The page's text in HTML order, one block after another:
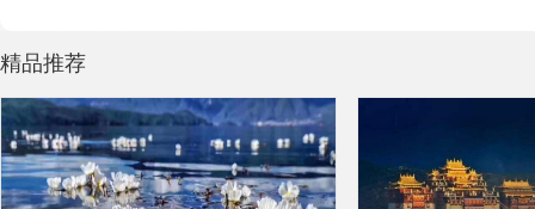
精品推荐